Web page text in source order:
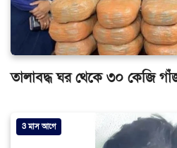
তালাবদ্ধ ঘর থেকে ৩০ কেজি
3 মাস আগে